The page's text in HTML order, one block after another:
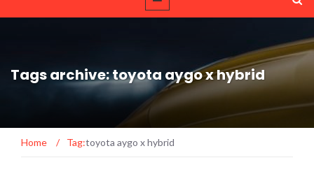
Tags archive: toyota aygo x hybrid
Home / Tag:toyota aygo x hybrid